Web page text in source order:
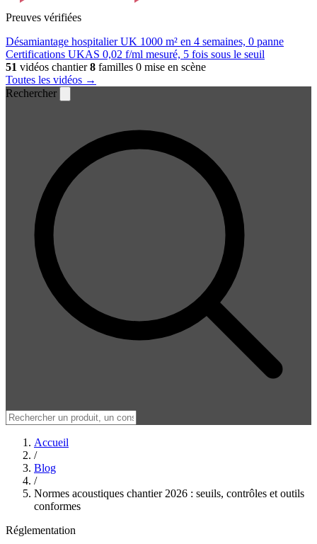
Preuves vérifiées
Désamiantage hospitalier UK 1000 m² en 4 semaines, 0 panne
Certifications UKAS 0,02 f/ml mesuré, 5 fois sous le seuil
51 vidéos chantier8 familles 0 mise en scène
Toutes les vidéos →
Rechercher
Accueil
/
Blog
/
Normes acoustiques chantier 2026 : seuils, contrôles et outils
conformes
Réglementation